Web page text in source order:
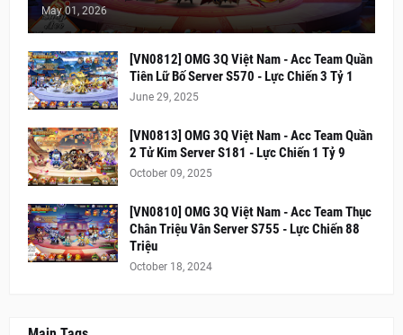
May 01, 2026
[VN0812] OMG 3Q Việt Nam - Acc Team Quần
Tiên Lữ Bố Server S570 - Lực Chiến 3 Tỷ 1
June 29, 2025
[VN0813] OMG 3Q Việt Nam - Acc Team Quần
2 Tử Kim Server S181 - Lực Chiến 1 Tỷ 9
October 09, 2025
[VN0810] OMG 3Q Việt Nam - Acc Team Thục
Chân Triệu Vân Server S755 - Lực Chiến 88
Triệu
October 18, 2024